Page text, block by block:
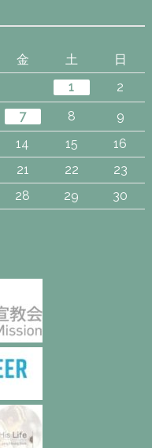
金 土
日
1
2
7 8
9
14 15
16
21 22
23
28 29
30